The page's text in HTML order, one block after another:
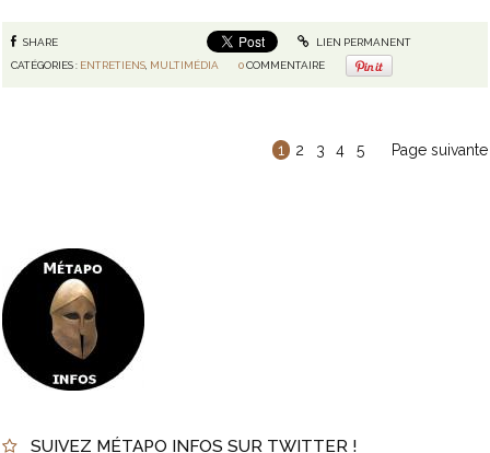
SUIVEZ MÉTAPO INFOS SUR TWITTER !
SHARE
LIEN PERMANENT
CATÉGORIES : ENTRETIENS, MULTIMÉDIA 0 COMMENTAIRE
1 2 3 4 5 Page suivante